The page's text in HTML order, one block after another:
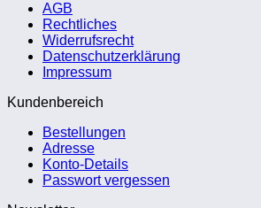
AGB
Rechtliches
Widerrufsrecht
Datenschutzerklärung
Impressum
Kundenbereich
Bestellungen
Adresse
Konto-Details
Passwort vergessen